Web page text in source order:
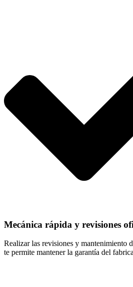
Mecánica rápida y revisiones
Realizar las revisiones y mantenimiento
te permite mantener la garantía del